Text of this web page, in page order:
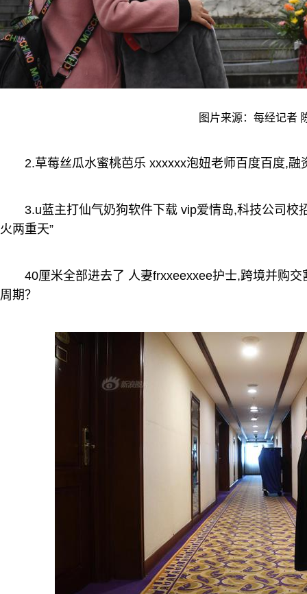
图片来源：每经记者
2.草莓丝瓜水蜜桃芭乐 xxxxxx泡妞老师百度百度,
3.u蓝主打仙气奶狗软件下载 vip爱情岛,科技公司校
火两重天”
40厘米全部进去了 人妻frxxeexxee护士,跨境并购
周期？